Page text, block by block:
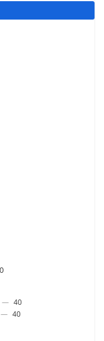
— 40
— 40